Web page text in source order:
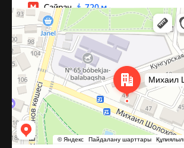
Алматы
Улица Михаила Шолохова, 49 — Яндекс Карты